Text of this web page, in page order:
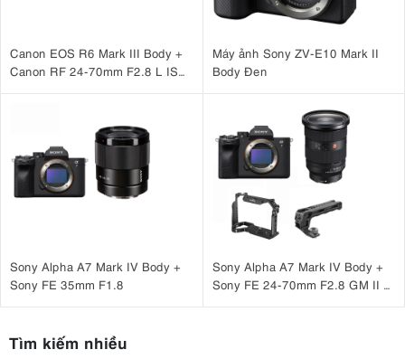
Canon EOS R6 Mark III Body +
Canon RF 24-70mm F2.8 L IS
Máy ảnh Sony ZV-E10 Mark II
Body Đen
Sony Alpha A7 Mark IV Body +
Sony FE 35mm F1.8
Sony Alpha A7 Mark IV Body +
Sony FE 24-70mm F2.8 GM II +
Tìm kiếm nhiều